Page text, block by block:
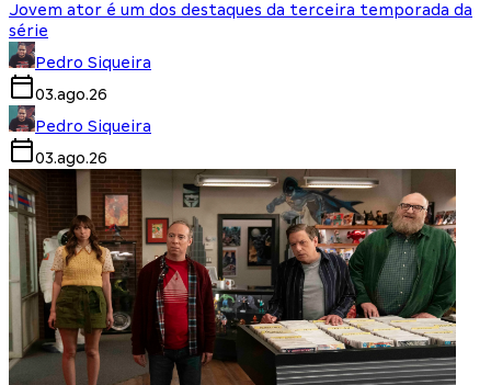
Jovem ator é um dos destaques da terceira temporada da
série
Pedro Siqueira
03.ago.26
Pedro Siqueira
03.ago.26